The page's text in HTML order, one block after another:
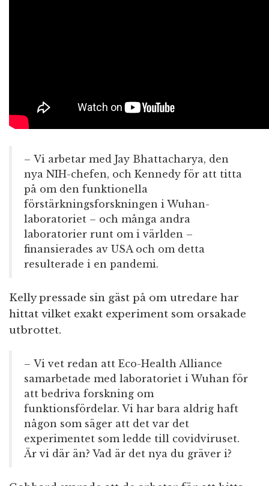
– Vi arbetar med Jay Bhattacharya, den
nya NIH-chefen, och Kennedy för att titta
på om den funktionella
förstärkningsforskningen i Wuhan-
laboratoriet – och många andra
laboratorier runt om i världen –
finansierades av USA och om detta
resulterade i en pandemi.
Kelly pressade sin gäst på om utredare har
hittat vilket exakt experiment som orsakade
utbrottet.
– Vi vet redan att Eco-Health Alliance
samarbetade med laboratoriet i Wuhan för
att bedriva forskning om
funktionsfördelar. Vi har bara aldrig haft
någon som säger att det var det
experimentet som ledde till covidviruset.
Är vi där än? Vad är det nya du gräver i?